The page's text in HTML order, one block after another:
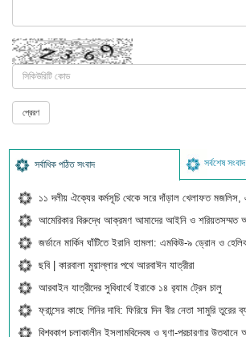
সর্বাধিক পঠিত সংবাদ সর্বশেষ সংবাদ
১১ দলীয় ঐক্যের কর্মসূচি থেকে সরে দাঁড়াল খেলাফত মজলিস,
আমেরিকার বিরুদ্ধে আক্রমণ আমাদের আইনি ও শরিয়তসম্মত
জর্ডানে মার্কিন ঘাঁটিতে ইরানি হামলা: এমকিউ-৯ ড্রোন ও
ছবি | কারবালা মুয়াল্লার পথে আরবাঈন যাত্রীরা
আরবাইন যাত্রীদের সুবিধার্থে ইরাকে ১৪ র‍্যাম ট্রেন চালু
ফ্রান্সের কাছে গিনির দাবি: ফিরিয়ে দিন বীর নেতা সামুরি
বিশ্বকাপ চলাকালীন ইসলামবিদ্বেষ ও ঘৃণা-প্রচারণার